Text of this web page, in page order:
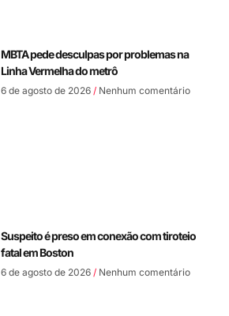
MBTA pede desculpas por problemas na
Linha Vermelha do metrô
6 de agosto de 2026 Nenhum comentário
Suspeito é preso em conexão com tiroteio
fatal em Boston
6 de agosto de 2026 Nenhum comentário